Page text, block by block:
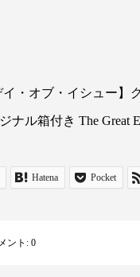
イ・オブ・イシュー】
ナル箱付き The Great
Hatena Pocket
ント: 0